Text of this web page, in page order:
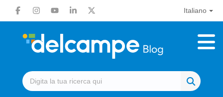
Italiano